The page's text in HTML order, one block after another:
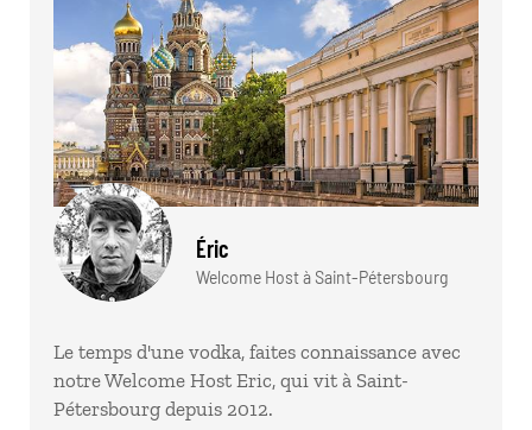
Éric
Welcome Host à Saint-Pétersbourg
Le temps d'une vodka, faites connaissance avec
notre Welcome Host Eric, qui vit à Saint-
Pétersbourg depuis 2012.